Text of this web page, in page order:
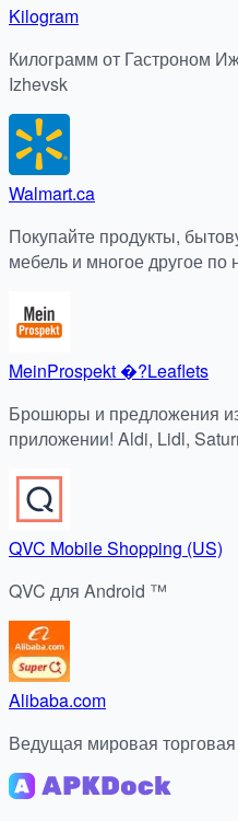
Kilogram
Килограмм от Гастроном
Izhevsk
Walmart.ca
Покупайте продукты,
мебель и многое другое по
MeinProspekt �?Leaflets
Брошюры и предложения
приложении! Aldi, Lidl,
QVC Mobile Shopping (US)
QVC для Android ™
Alibaba.com
Ведущая мировая